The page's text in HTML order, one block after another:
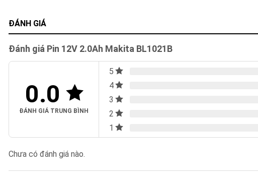
ĐÁNH GIÁ
Đánh giá Pin 12V 2.0Ah Makita BL1021B
0.0
ĐÁNH GIÁ TRUNG BÌNH
5
4
3
2
1
Chưa có đánh giá nào.